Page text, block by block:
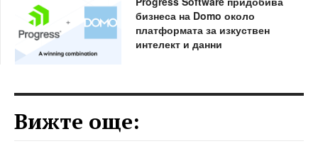
бизнеса на Domo около
платформата за изкуствен
интелект и данни
Вижте още: